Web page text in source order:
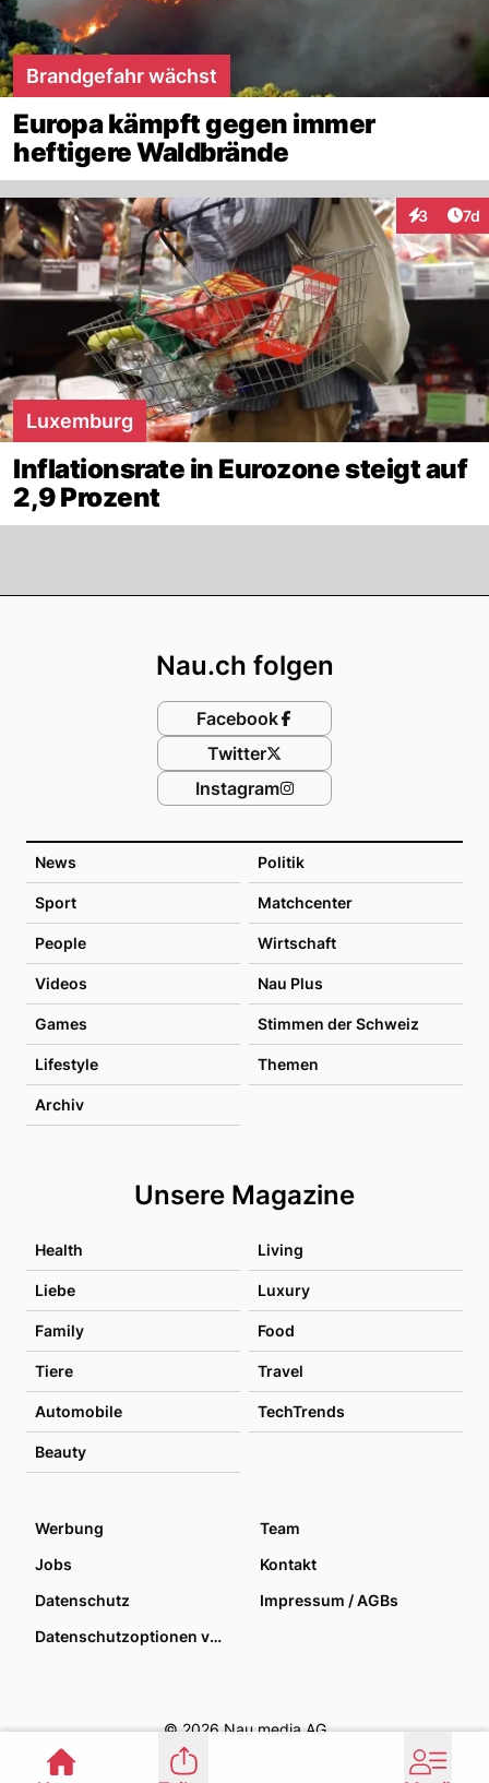
Brandgefahr wächst
Europa kämpft gegen immer
heftigere Waldbrände
3 7d
Luxemburg
Inflationsrate in Eurozone steigt auf
2,9 Prozent
News Politik
Sport Matchcenter
People Wirtschaft
Videos Nau Plus
Games Stimmen der Schweiz
Lifestyle Themen
Archiv
Unsere Magazine
Health Living
Liebe Luxury
Family Food
Tiere Travel
Automobile TechTrends
Beauty
Nau.ch folgen
Facebook
Twitter
Instagram
Werbung
Team
Jobs
Kontakt
Datenschutz
Impressum / AGBs
Datenschutzoptionen verwalten
© 2026 Nau media AG